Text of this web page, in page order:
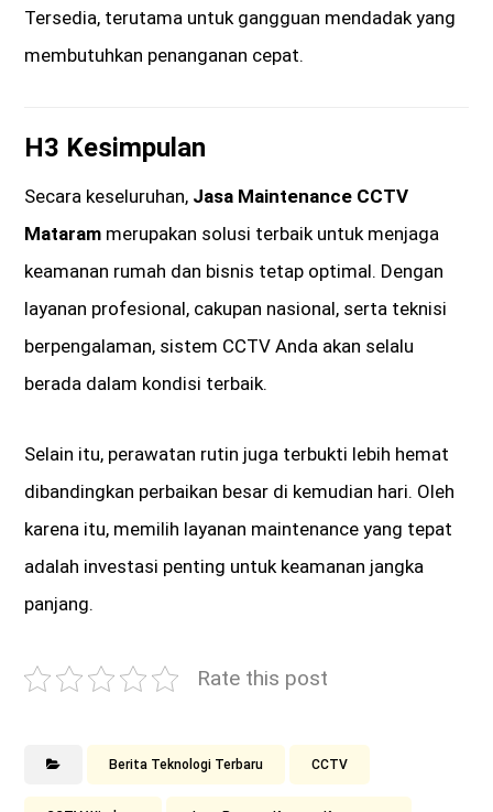
Tersedia, terutama untuk gangguan mendadak yang
membutuhkan penanganan cepat.
H3 Kesimpulan
Secara keseluruhan, Jasa Maintenance CCTV
Mataram merupakan solusi terbaik untuk menjaga
keamanan rumah dan bisnis tetap optimal. Dengan
layanan profesional, cakupan nasional, serta teknisi
berpengalaman, sistem CCTV Anda akan selalu
berada dalam kondisi terbaik.
Selain itu, perawatan rutin juga terbukti lebih hemat
dibandingkan perbaikan besar di kemudian hari. Oleh
karena itu, memilih layanan maintenance yang tepat
adalah investasi penting untuk keamanan jangka
panjang.
Rate this post
Berita Teknologi Terbaru CCTV